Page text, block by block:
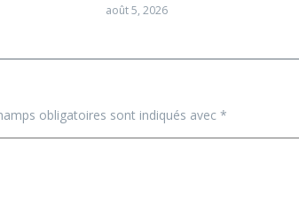
août 5, 2026
obligatoires sont indiqués avec *